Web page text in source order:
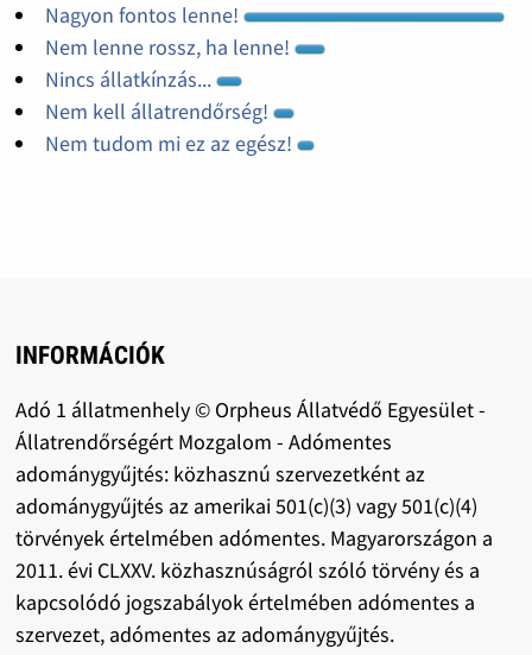
Nagyon fontos lenne!
Nem lenne rossz, ha lenne!
Nincs állatkínzás...
Nem kell állatrendőrség!
Nem tudom mi ez az egész!
INFORMÁCIÓK
Adó 1 állatmenhely © Orpheus Állatvédő Egyesület -
Állatrendőrségért Mozgalom - Adómentes
adománygyűjtés: közhasznú szervezetként az
adománygyűjtés az amerikai 501(c)(3) vagy 501(c)(4)
törvények értelmében adómentes. Magyarországon a
2011. évi CLXXV. közhasznúságról szóló törvény és a
kapcsolódó jogszabályok értelmében adómentes a
szervezet, adómentes az adománygyűjtés.